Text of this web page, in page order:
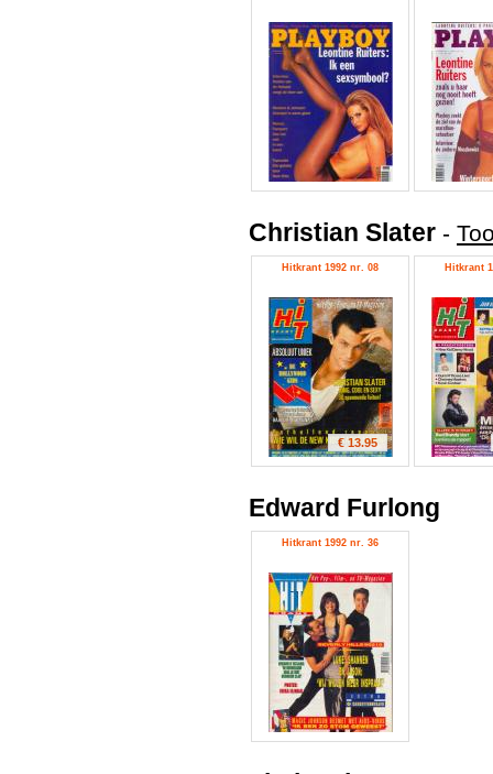
Christian Slater -
Hitkrant 1992 nr. 08
€ 13.95
Hitkrant
Edward Furlong
Hitkrant 1992 nr. 36